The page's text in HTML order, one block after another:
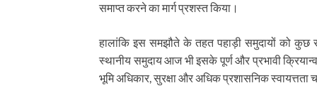
समाप्त करने का मार्ग प्रशस्त किया।
हालांकि इस समझौते के तहत पहाड़ी समुदायों को कुछ
स्थानीय समुदाय आज भी इसके पूर्ण और प्रभावी
भूमि अधिकार, सुरक्षा और अधिक प्रशासनिक स्वायत्तता